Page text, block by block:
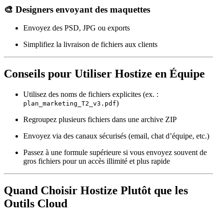
🎨 Designers envoyant des maquettes
Envoyez des PSD, JPG ou exports
Simplifiez la livraison de fichiers aux clients
Conseils pour Utiliser Hostize en Équipe
Utilisez des noms de fichiers explicites (ex. :
plan_marketing_T2_v3.pdf)
Regroupez plusieurs fichiers dans une archive ZIP
Envoyez via des canaux sécurisés (email, chat d’équipe, etc.)
Passez à une formule supérieure si vous envoyez souvent de
gros fichiers pour un accès illimité et plus rapide
Quand Choisir Hostize Plutôt que les
Outils Cloud